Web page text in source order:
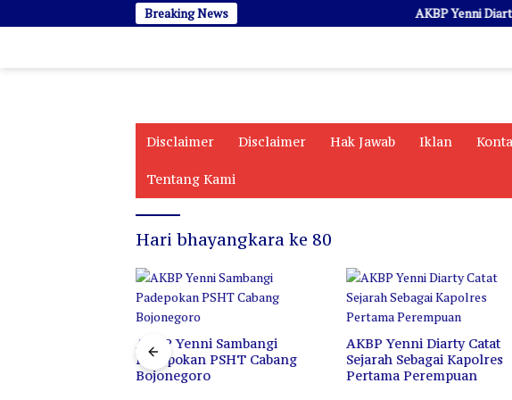
ke
Breaking News AKBP Yenni Diarty
Disclaimer Disclaimer Hak Jawab Iklan
Tentang Kami
Hari bhayangkara ke 80
AKBP Yenni Sambangi
Padepokan PSHT Cabang
Bojonegoro
AKBP Yenni Diarty Catat
Sejarah Sebagai Kapolres
Pertama Perempuan